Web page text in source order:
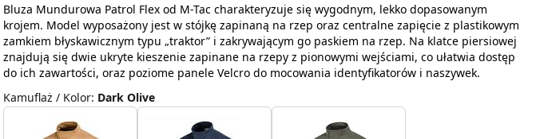
Bluza Mundurowa Patrol Flex od M-Tac charakteryzuje się wygodnym, lekko dopasowanym
krojem. Model wyposażony jest w stójkę zapinaną na rzep oraz centralne zapięcie z plastikowym
zamkiem błyskawicznym typu „traktor” i zakrywającym go paskiem na rzep. Na klatce piersiowej
znajdują się dwie ukryte kieszenie zapinane na rzepy z pionowymi wejściami, co ułatwia dostęp
do ich zawartości, oraz poziome panele Velcro do mocowania identyfikatorów i naszywek.
Kamuflaż / Kolor: Dark Olive